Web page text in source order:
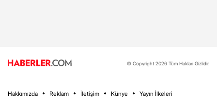
© Copyright 2026 Tüm Hakları Gizlidir.
Hakkımızda Reklam İletişim Künye Yayın İlkeleri